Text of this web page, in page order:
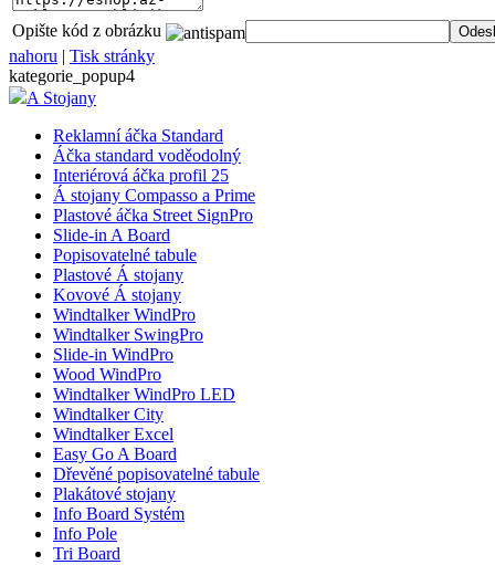
Opište kód z obrázku
nahoru | Tisk stránky
kategorie_popup4
A Stojany
Reklamní áčka Standard
Áčka standard voděodolný
Interiérová áčka profil 25
Á stojany Compasso a Prime
Plastové áčka Street SignPro
Slide-in A Board
Popisovatelné tabule
Plastové Á stojany
Kovové Á stojany
Windtalker WindPro
Windtalker SwingPro
Slide-in WindPro
Wood WindPro
Windtalker WindPro LED
Windtalker City
Windtalker Excel
Easy Go A Board
Dřevěné popisovatelné tabule
Plakátové stojany
Info Board Systém
Info Pole
Tri Board